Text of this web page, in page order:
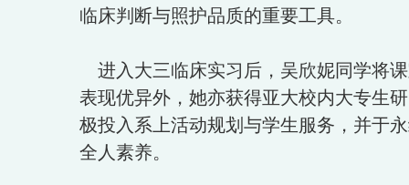
临床判断与照护品质的重要工具。
进入大三临床实习后，吴欣妮同学将
表现优异外，她亦获得亚大校内大专生
极投入系上活动规划与学生服务，并于
全人素养。